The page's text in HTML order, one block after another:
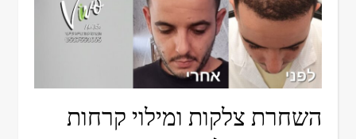
השחרת צלקות ומילוי קרחות